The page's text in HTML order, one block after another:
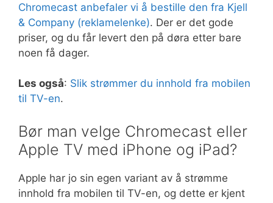
Chromecast anbefaler vi å bestille den fra Kjell
& Company (reklamelenke). Der er det gode
priser, og du får levert den på døra etter bare
noen få dager.
Les også: Slik strømmer du innhold fra mobilen
til TV-en.
Bør man velge Chromecast eller
Apple TV med iPhone og iPad?
Apple har jo sin egen variant av å strømme
innhold fra mobilen til TV-en, og dette er kjent